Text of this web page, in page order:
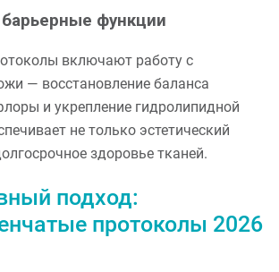
функции
включают работу с
— восстановление баланса
и укрепление гидролипидной
не только эстетический
здоровье тканей.
подход:
протоколы 2026